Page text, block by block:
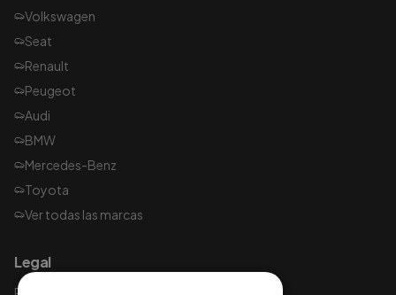
Volkswagen
Seat
Renault
Peugeot
Audi
BMW
Mercedes-Benz
Toyota
Ver todas las marcas
Legal